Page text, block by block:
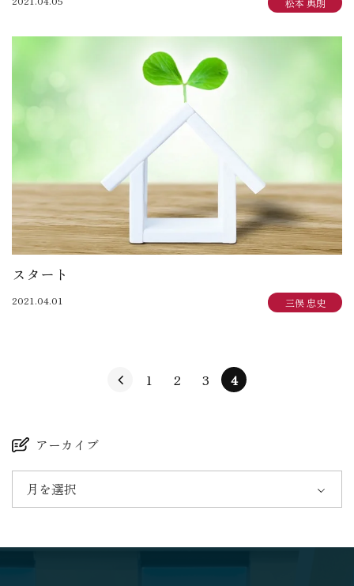
松本 典朗
スタート
2021.04.01 三俣 忠史
1 2 3 4
アーカイブ
月を選択